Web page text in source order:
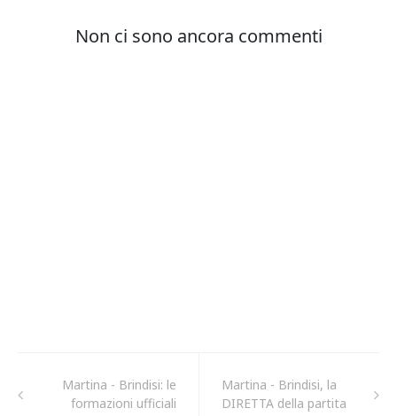
Martina - Brindisi: le
formazioni ufficiali
Martina - Brindisi, la
DIRETTA della partita